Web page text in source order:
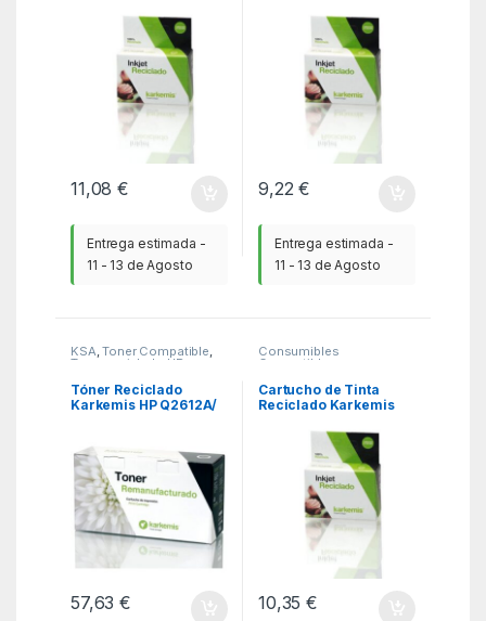
Capacidad/ Negro
11,08€
Entrega estimada -
11 - 13 de Agosto
9,22€
Entrega estimada -
11 - 13 de Agosto
KSA,Toner Compatible,
Toner reciclado HP
Tóner Reciclado
Karkemis HP Q2612A/
57,63€
Consumibles
Compatibles
Epson,KSA
Cartucho de Tinta
Reciclado Karkemis
Capacidad/ Negro
10,35€